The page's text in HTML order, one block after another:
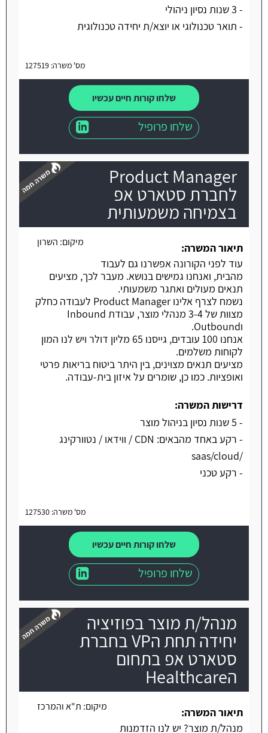
- 3 שנות נסיון ניהולי
- תואר טכנולוגי או יוצא/ת יחידה טכנולוגית
מס' משרה: 127519
שלחו קורות חיים עכשיו
שלחו פרופיל
Product Manager
לחברת סטארט אפ
בצמיחה משמעותית
משרה חמה
מיקום: השרון
תיאור המשרה:
עוד לפני הקורונה אפשרנו גם לעבוד
מהבית, ואנחנו גמישים בנושא. מעבר לכך, מציעים
תנאים מעולים ואתגר משמעותי.
נשמח לצרף אלינו Product Manager לעבודה כחלק
מצוות של 3-4 מנהלי מוצר, עבודת Inbound
וOutbound.
אנחנו 100 עובדים, גייסנו 65 מליון דולר ויש לנו המון
לקוחות משלמים.
מציעים תנאים מצוינים, בין היתר ביטוח בריאות פרטי
ואופציות. כמו כן, שומרים על איזון בית-עבודה.
דרישות המשרה:
- 5 שנות נסיון בניהול מוצר
- רקע באחד מהבאים: CDN / ווידאו / נטוורקינג
/saas/cloud
- רקע טכני
מס' משרה: 127530
שלחו קורות חיים עכשיו
שלחו פרופיל
מנהל/ת מוצר בפוזיציה
יחידה תחת הVP בחברת
סטארט אפ בתחום
הHealthcare
מיקום: ת"א והמרכז
תיאור המשרה:
מנהל/ת מוצר? יש לנו הזדמנות